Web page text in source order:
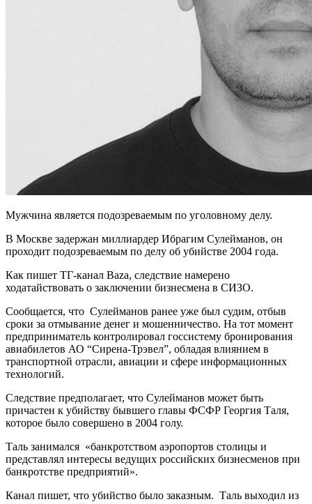
Мужчина является подозреваемым по уголовному делу.
В Москве задержан миллиардер Ибрагим Сулейманов, он
проходит подозреваемым по делу об убийстве 2004 года.
Как пишет ТГ-канал Baza, следствие намерено
ходатайствовать о заключении бизнесмена в СИЗО.
Сообщается, что Сулейманов ранее уже был судим, отбыв
сроки за отмывание денег и мошенничество. На тот момент
предприниматель контролировал госсистему бронирования
авиабилетов АО “Сирена-Трэвел”, обладая влиянием в
транспортной отрасли, авиации и сфере информационных
технологий.
Следствие предполагает, что Сулейманов может быть
причастен к убийству бывшего главы ФСФР Георгия Таля,
которое было совершено в 2004 голу.
Таль занимался «банкротством аэропортов столицы и
представлял интересы ведущих российских бизнесменов при
банкротстве предприятий».
Канал пишет, что убийство было заказным. Таль выходил из